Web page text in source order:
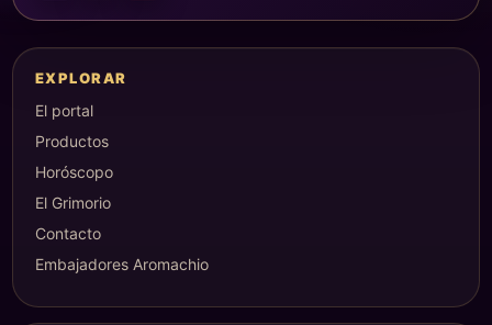
EXPLORAR
El portal
Productos
Horóscopo
El Grimorio
Contacto
Embajadores Aromachio